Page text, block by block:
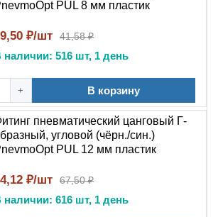
эксплуатации: от -20 °C до +60 °C
сжатый воздух, вакуум
трубки: полиуретан (PU), нейлон
и условия эксплуатации
PUL применяется для соединения
трубок одинакового наружного
направления пневмолинии на
позволяет прокладывать
условиях, избегая чрезмерного
может снизить пропускную
срок службы полимерного
PUL 8 мм пластик
₽/шт 41,58 ₽
наличии: 516 шт, 1 день
+ В корзину
пневматический цанговый Г-
угловой (чёрн./син.)
PUL 12 мм пластик
₽/шт 67,50 ₽
наличии: 616 шт, 1 день